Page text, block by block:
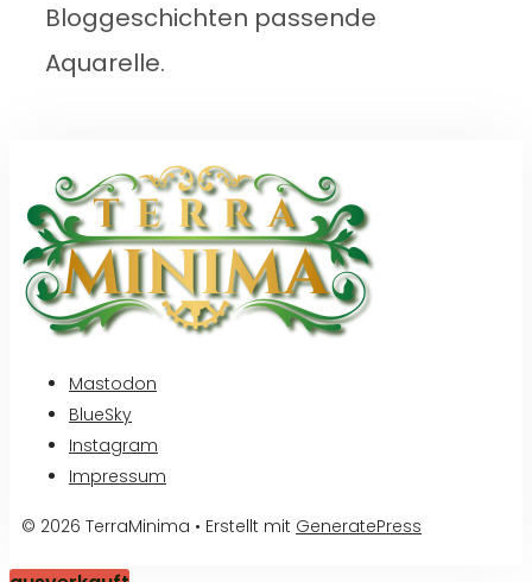
Bloggeschichten passende
Aquarelle.
Mastodon
BlueSky
Instagram
Impressum
© 2026 TerraMinima • Erstellt mit GeneratePress